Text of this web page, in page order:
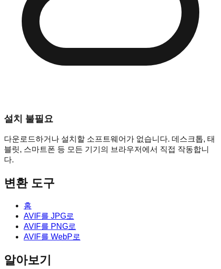
설치 불필요
다운로드하거나 설치할 소프트웨어가 없습니다. 데스크톱, 태
블릿, 스마트폰 등 모든 기기의 브라우저에서 직접 작동합니
다.
변환 도구
홈
AVIF를 JPG로
AVIF를 PNG로
AVIF를 WebP로
알아보기